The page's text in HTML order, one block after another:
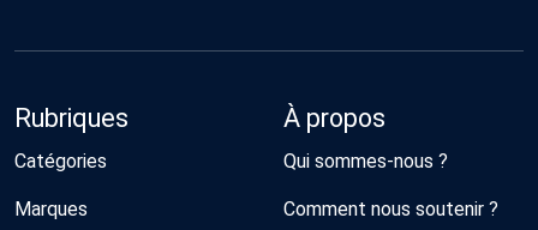
Rubriques
Catégories
Marques
À propos
Qui sommes-nous ?
Comment nous soutenir ?